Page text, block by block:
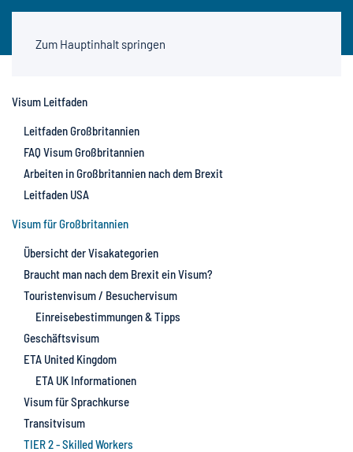
Zum Hauptinhalt springen
Visum Leitfaden
Leitfaden Großbritannien
FAQ Visum Großbritannien
Arbeiten in Großbritannien nach dem Brexit
Leitfaden USA
Visum für Großbritannien
Übersicht der Visakategorien
Braucht man nach dem Brexit ein Visum?
Touristenvisum / Besuchervisum
Einreisebestimmungen & Tipps
Geschäftsvisum
ETA United Kingdom
ETA UK Informationen
Visum für Sprachkurse
Transitvisum
TIER 2 - Skilled Workers